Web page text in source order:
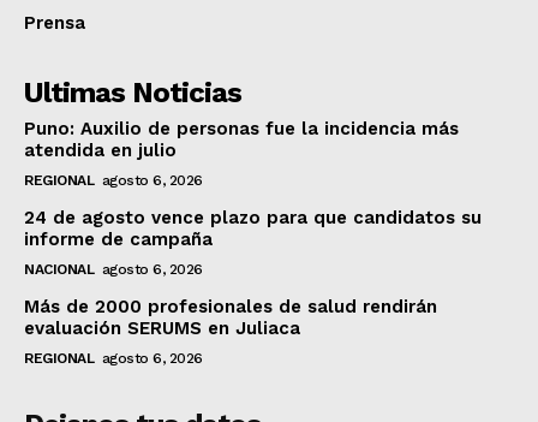
Prensa
Ultimas Noticias
Puno: Auxilio de personas fue la incidencia más
atendida en julio
REGIONAL agosto 6, 2026
24 de agosto vence plazo para que candidatos su
informe de campaña
NACIONAL agosto 6, 2026
Más de 2000 profesionales de salud rendirán
evaluación SERUMS en Juliaca
REGIONAL agosto 6, 2026